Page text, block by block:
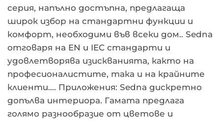
серия, напълно достъпна, предлагаща
широк избор на стандартни функции и
комфорт, необходими във всеки дом.. Sedna
отговаря на EN и IEC стандарти и
удовлетворява изискванията, както на
професионалистите, така и на крайните
клиенти…. Приложения: Sedna дискретно
допълва интериора. Гамата предлага
голямо разнообразие от цветове и